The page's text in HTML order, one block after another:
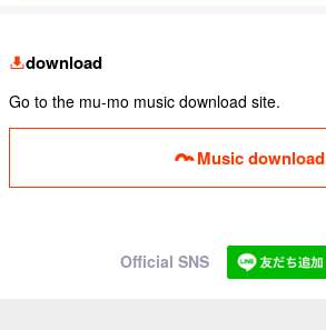
download
Go to the mu-mo music download site.
Music download
Official SNS